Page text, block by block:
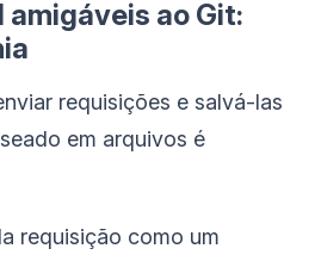
amigáveis ao Git:
requisições e salvá-las
em arquivos é
requisição como um